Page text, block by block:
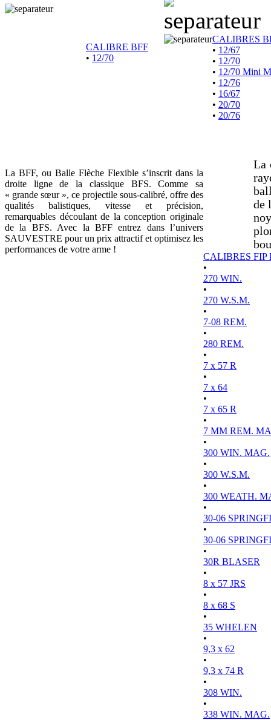
CALIBRE BFF
• 12/70
CALIBRES
• 12/67
• 12/70
• 12/70 Mini
• 12/76
• 16/67
• 20/70
• 20/76
La BFF, ou Balle Flèche Flexible s’inscrit dans la
droite ligne de la classique BFS. Comme sa
« grande sœur », ce projectile sous-calibré, offre des
qualités balistiques, vitesse et précision,
remarquables découlant de la conception originale
de la BFS. Avec la BFF entrez dans l’univers
SAUVESTRE pour un prix attractif et optimisez les
performances de votre arme !
La
de
CALIBRES FIP
•
270 WIN.
•
270 W.S.M.
•
7-08 REM.
•
280 REM.
•
7 x 57 R
•
7 x 64
•
7 x 65 R
•
7 MM REM.
•
300 WIN. MAG.
•
300 W.S.M.
•
300 WEATH.
•
30-06
•
30-06
•
30R BLASER
•
8 x 57 JRS
•
8 x 68 S
•
35 WHELEN
•
9,3 x 62
•
9,3 x 74 R
•
308 WIN.
•
338 WIN. MAG.